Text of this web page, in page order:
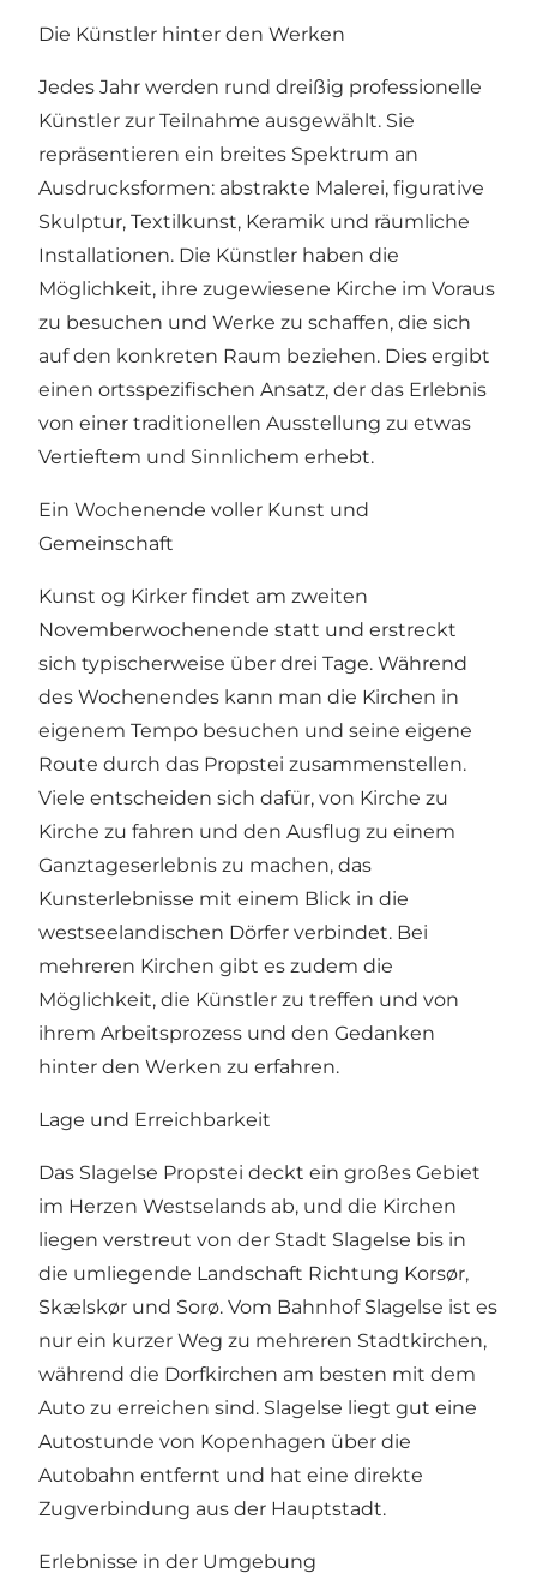
Die Künstler hinter den Werken
Jedes Jahr werden rund dreißig professionelle
Künstler zur Teilnahme ausgewählt. Sie
repräsentieren ein breites Spektrum an
Ausdrucksformen: abstrakte Malerei, figurative
Skulptur, Textilkunst, Keramik und räumliche
Installationen. Die Künstler haben die
Möglichkeit, ihre zugewiesene Kirche im Voraus
zu besuchen und Werke zu schaffen, die sich
auf den konkreten Raum beziehen. Dies ergibt
einen ortsspezifischen Ansatz, der das Erlebnis
von einer traditionellen Ausstellung zu etwas
Vertieftem und Sinnlichem erhebt.
Ein Wochenende voller Kunst und
Gemeinschaft
Kunst og Kirker findet am zweiten
Novemberwochenende statt und erstreckt
sich typischerweise über drei Tage. Während
des Wochenendes kann man die Kirchen in
eigenem Tempo besuchen und seine eigene
Route durch das Propstei zusammenstellen.
Viele entscheiden sich dafür, von Kirche zu
Kirche zu fahren und den Ausflug zu einem
Ganztageserlebnis zu machen, das
Kunsterlebnisse mit einem Blick in die
westseelandischen Dörfer verbindet. Bei
mehreren Kirchen gibt es zudem die
Möglichkeit, die Künstler zu treffen und von
ihrem Arbeitsprozess und den Gedanken
hinter den Werken zu erfahren.
Lage und Erreichbarkeit
Das Slagelse Propstei deckt ein großes Gebiet
im Herzen Westselands ab, und die Kirchen
liegen verstreut von der Stadt Slagelse bis in
die umliegende Landschaft Richtung Korsør,
Skælskør und Sorø. Vom Bahnhof Slagelse ist es
nur ein kurzer Weg zu mehreren Stadtkirchen,
während die Dorfkirchen am besten mit dem
Auto zu erreichen sind. Slagelse liegt gut eine
Autostunde von Kopenhagen über die
Autobahn entfernt und hat eine direkte
Zugverbindung aus der Hauptstadt.
Erlebnisse in der Umgebung